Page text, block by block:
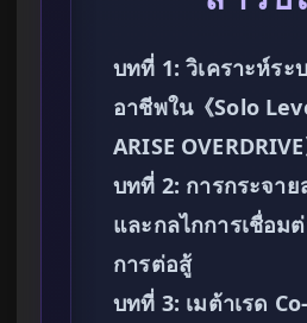
บทที่ 1: วิเคราะห์ระ
อาชีพใน《Solo
ARISE OVERDRIVE
บทที่ 2: การกระจาย
และกลไกการเชื่อม
การต่อสู้
บทที่ 3: เมต้าเรด